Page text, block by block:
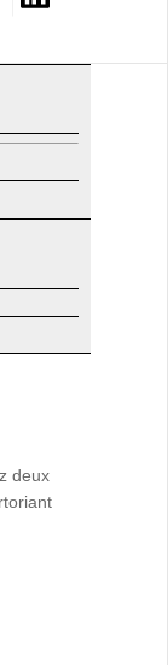
deux